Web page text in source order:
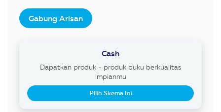
Gabung Arisan
Cash
Dapatkan produk - produk buku berkualitas
impianmu
Pilih Skema Ini